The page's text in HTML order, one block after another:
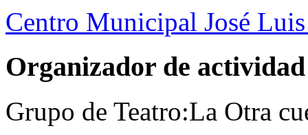
Centro Municipal José
Organizador de actividad
Grupo de Teatro:La Otra